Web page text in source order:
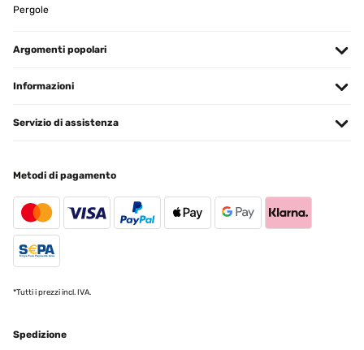
Pergole
Argomenti popolari
Informazioni
Servizio di assistenza
Metodi di pagamento
*Tutti i prezzi incl. IVA.
Spedizione